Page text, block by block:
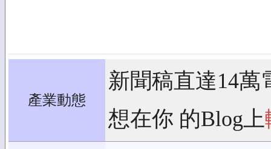
產業動態
新聞稿直達14萬
想在你 的Blog上